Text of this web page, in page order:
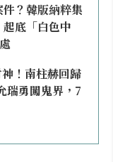
件？韓版納粹集
底「白色中
！南柱赫回歸
瑞勇闖鬼界，7